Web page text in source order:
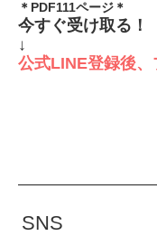
＊PDF111ページ＊
今すぐ受け取る！
↓
公式LINE登録後
SNS